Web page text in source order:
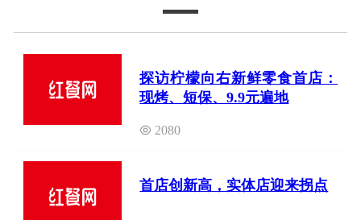
探访柠檬向右新鲜零食首店：
现烤、短保、9.9元遍地
2080
首店创新高，实体店迎来拐点